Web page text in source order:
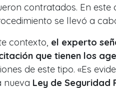
contratados. En este
se llevó a
contexto, el experto
que tienen los
de este tipo. «Es
nueva Ley de Seguridad